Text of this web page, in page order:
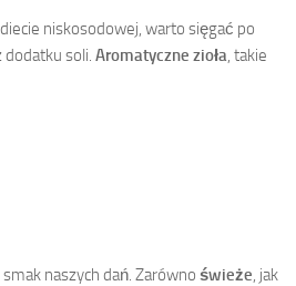
niskosodowej, warto sięgać po
soli. Aromatyczne zioła, takie
naszych dań. Zarówno świeże, jak